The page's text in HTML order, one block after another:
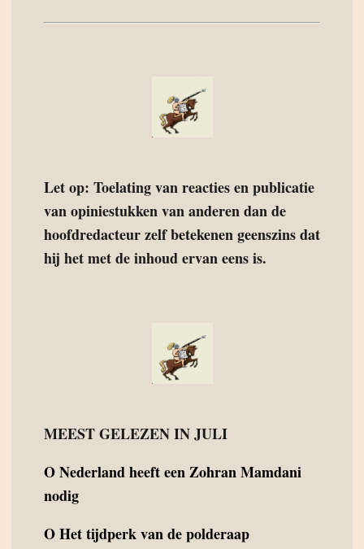
Let op: Toelating van reacties en publicatie
van opiniestukken van anderen dan de
hoofdredacteur zelf betekenen geenszins dat
hij het met de inhoud ervan eens is.
MEEST GELEZEN IN JULI
ONederland heeft een Zohran Mamdani
nodig
OHet tijdperk van de polderaap